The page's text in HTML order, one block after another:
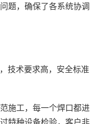
题，确保了各系统协调
技术要求高，安全标准
施工，每一个焊口都进
特种设备检验，客户非